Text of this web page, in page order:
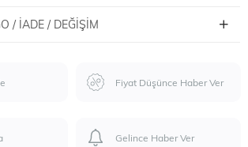
/ İADE / DEĞIŞIM
Fiyat Düşünce Haber Ver
Gelince Haber Ver